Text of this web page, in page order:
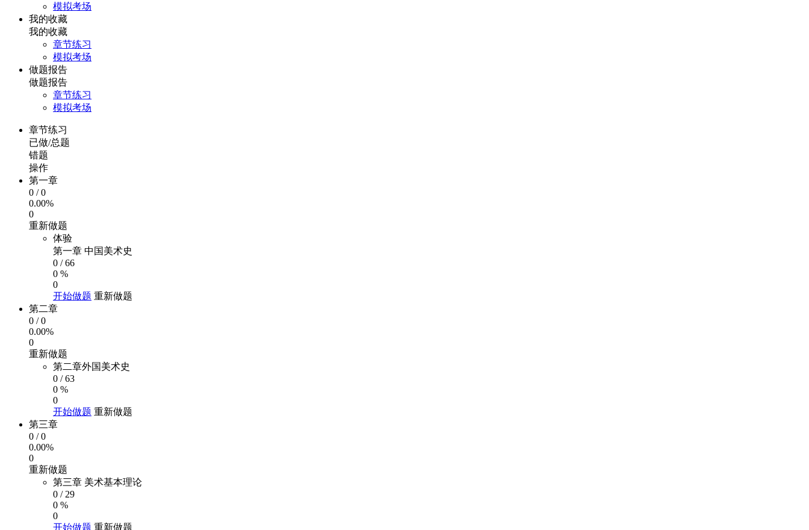
模拟考场
我的收藏
我的收藏
章节练习
模拟考场
做题报告
做题报告
章节练习
模拟考场
章节练习
已做/总题
错题
操作
第一章
0 /0
0.00%
0
重新做题
体验
第一章 中国美术史
0 /66
0 %
0
开始做题 重新做题
第二章
0 /0
0.00%
0
重新做题
第二章外国美术史
0 /63
0 %
0
开始做题 重新做题
第三章
0 /0
0.00%
0
重新做题
第三章 美术基本理论
0 /29
0 %
0
开始做题 重新做题